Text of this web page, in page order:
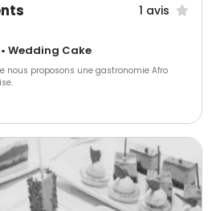
1 avis
Wedding Cake
nous proposons une gastronomie Afro